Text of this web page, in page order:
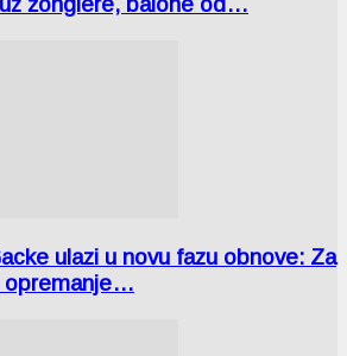
ulazi u novu fazu obnove: Za
opremanje…